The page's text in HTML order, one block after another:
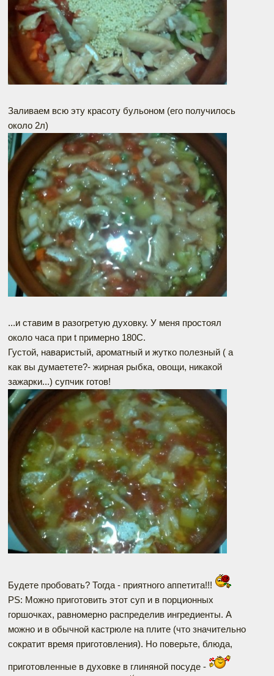
Заливаем всю эту красоту бульоном (его получилось
около 2л)
...и ставим в разогретую духовку. У меня простоял
около часа при t примерно 180С.
Густой, наваристый, ароматный и жутко полезный ( а
как вы думаетете?- жирная рыбка, овощи, никакой
зажарки...) супчик готов!
Будете пробовать? Тогда - приятного аппетита!!!
PS: Можно приготовить этот суп и в порционных
горшочках, равномерно распределив ингредиенты. А
можно и в обычной кастрюле на плите (что значительно
сократит время приготовления). Но поверьте, блюда,
приготовленные в духовке в глиняной посуде -